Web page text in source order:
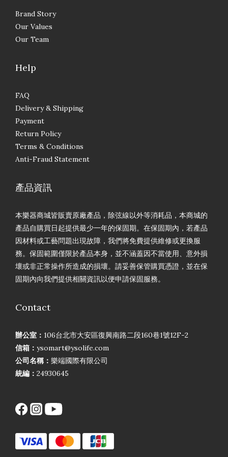
Brand Story
Our Values
Our Team
Help
FAQ
Delivery & Shipping
Payment
Return Policy
Terms & Conditions
Anti-Fraud Statement
產品資訊
本樂器商城皆販賣原廠產品，除弦線以外等消耗品，本商城的
產品自購買日起提供最少一年的保固期。在保固期內，若產品
因材料或工藝問題出現故障，我們將免費提供維修或更換服
務。保固範圍僅限於產品本身，並不涵蓋因不當使用、意外損
壞或非正常操作所造成的損壞。請妥善保管購買憑證，並在保
固期內向我們提供相關資訊以便申請保固服務。
Contact
辦公室： 106台北市大安區復興南路二段160巷1號12F-2
信箱： ysomart@ysolife.com
公司名稱： 樂端國際有限公司
統編： 24930645